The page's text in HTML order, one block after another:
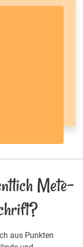
Mete-
aus Punkten